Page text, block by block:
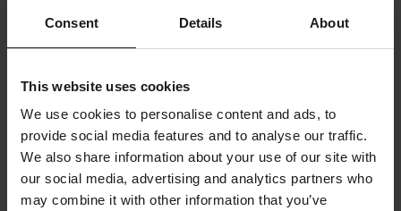
Consent Details About
This website uses cookies
We use cookies to personalise content and ads, to
provide social media features and to analyse our traffic.
We also share information about your use of our site with
our social media, advertising and analytics partners who
may combine it with other information that you’ve
449 kr
Växellådsolja A9 Racing Gearbox
Oil Delsyntetisk 75W-140 4L